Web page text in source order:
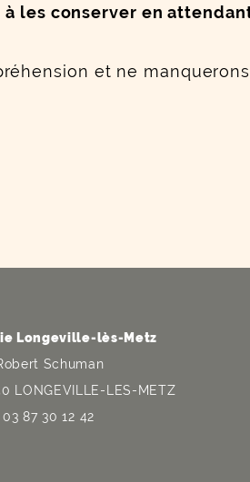
les conserver en
et ne
Longeville-lès-Metz
Schuman
LONGEVILLE-LES-METZ
87 30 12 42